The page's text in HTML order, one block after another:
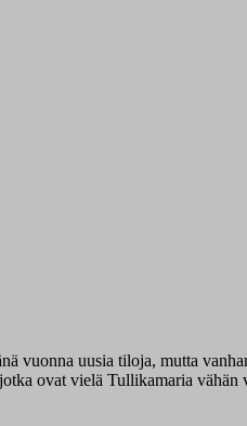
vuonna uusia tiloja, mutta
ovat vielä Tullikamaria